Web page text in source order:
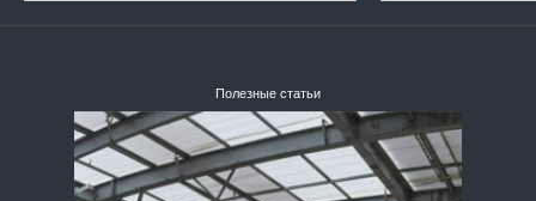
Полезные статьи